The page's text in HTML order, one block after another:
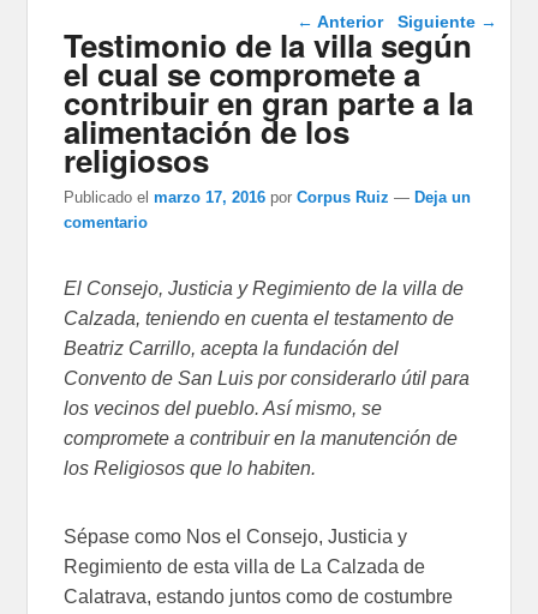
Navegación de
entradas
← Anterior Siguiente →
Testimonio de la villa según
el cual se compromete a
contribuir en gran parte a la
alimentación de los
religiosos
Publicado el marzo 17, 2016 porCorpus Ruiz — Deja un
comentario
El Consejo, Justicia y Regimiento de la villa de
Calzada, teniendo en cuenta el testamento de
Beatriz Carrillo, acepta la fundación del
Convento de San Luis por considerarlo útil para
los vecinos del pueblo. Así mismo, se
compromete a contribuir en la manutención de
los Religiosos que lo habiten.
Sépase como Nos el Consejo, Justicia y
Regimiento de esta villa de La Calzada de
Calatrava, estando juntos como de costumbre